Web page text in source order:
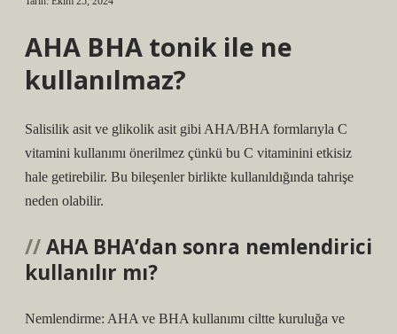
AHA BHA tonik ile ne
kullanılmaz?
Salisilik asit ve glikolik asit gibi AHA/BHA formlarıyla C
vitamini kullanımı önerilmez çünkü bu C vitaminini etkisiz
hale getirebilir. Bu bileşenler birlikte kullanıldığında tahrişe
neden olabilir.
AHA BHA’dan sonra nemlendirici
kullanılır mı?
Nemlendirme: AHA ve BHA kullanımı ciltte kuruluğa ve